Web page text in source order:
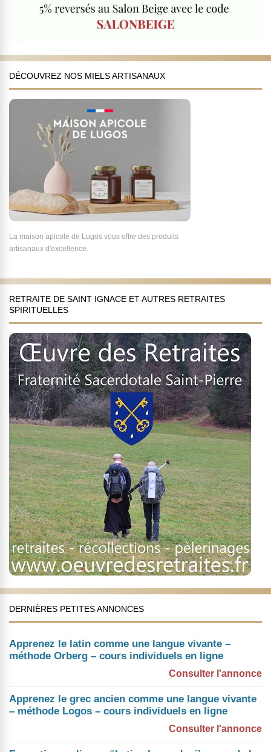
DÉCOUVREZ NOS MIELS ARTISANAUX
La maison apicole de Lugos vous offre des produits
artisanaux d'excellence.
RETRAITE DE SAINT IGNACE ET AUTRES RETRAITES
SPIRITUELLES
DERNIÈRES PETITES ANNONCES
Apprenez le latin comme une langue vivante –
méthode Orberg – cours individuels en ligne
Consulter l'annonce
Apprenez le grec ancien comme une langue vivante
– méthode Logos – cours individuels en ligne
Consulter l'annonce